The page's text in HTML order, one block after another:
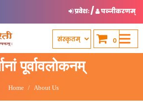
प्रवेशः/ पञ्जीकरणम्
0
पूर्वावलोकनम्
Home About Us